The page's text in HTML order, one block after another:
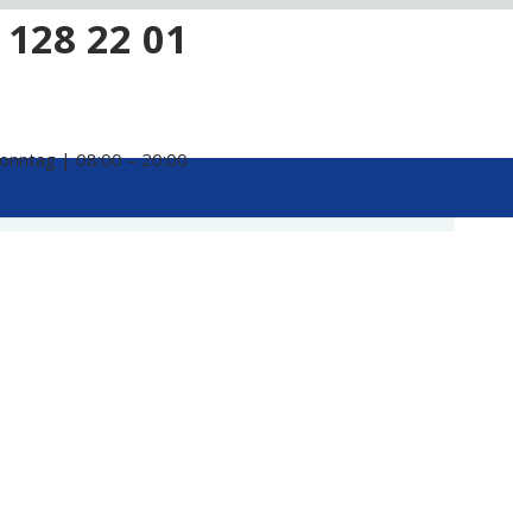
22 01
| 08:00 – 20:00